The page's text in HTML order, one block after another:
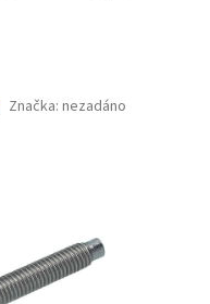
Značka: nezadáno